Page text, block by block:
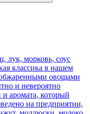
лук, морковь, соус
классика в нашем
овощами
и невероятно
аромата, который
на предприятии,